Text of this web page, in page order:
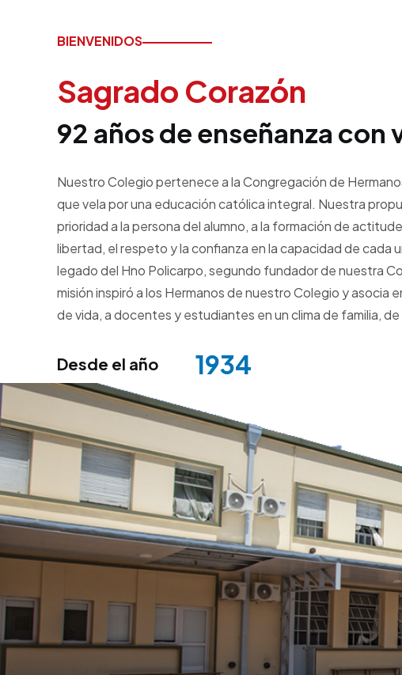
BIENVENIDOS
Sagrado Corazón
92 años de enseñanza con
Nuestro Colegio pertenece a la Congregación de
que vela por una educación católica integral. Nuestra
prioridad a la persona del alumno, a la formación de
libertad, el respeto y la confianza en la capacidad de cada
legado del Hno Policarpo, segundo fundador de nuestra
misión inspiró a los Hermanos de nuestro Colegio y asocia
de vida, a docentes y estudiantes en un clima de familia,
Desde el año 1934